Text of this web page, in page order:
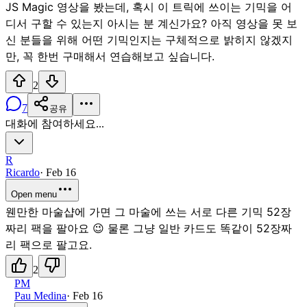
JS Magic 영상을 봤는데, 혹시 이 트릭에 쓰이는 기믹을 어
디서 구할 수 있는지 아시는 분 계신가요? 아직 영상을 못 보
신 분들을 위해 어떤 기믹인지는 구체적으로 밝히지 않겠지
만, 꼭 한번 구매해서 연습해보고 싶습니다.
2
7
공유
대화에 참여하세요...
R
Ricardo· Feb 16
Open menu
웬만한 마술샵에 가면 그 마술에 쓰는 서로 다른 기믹 52장
짜리 팩을 팔아요 😉 물론 그냥 일반 카드도 똑같이 52장짜
리 팩으로 팔고요.
2
PM
Pau Medina· Feb 16